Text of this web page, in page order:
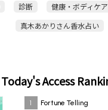
診断
健康・ボディケ
真木あかりさん香水占い
Today's Access
1 Fortune Telling